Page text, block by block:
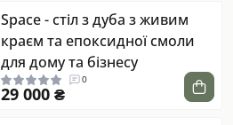
Space - стіл з дуба з живим
краєм та епоксидної смоли
для дому та бізнесу
0
29 000 ₴